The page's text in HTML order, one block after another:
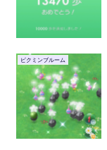
ピクミンブルーム